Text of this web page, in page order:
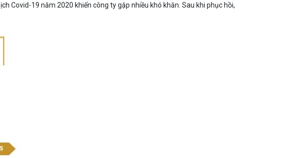
Covid-19 năm 2020 khiến công ty gặp nhiều khó khăn. Sau khi phục hồi,